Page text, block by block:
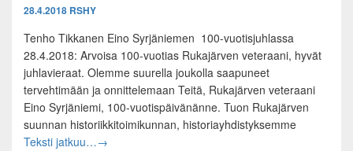
28.4.2018 RSHY
Tenho Tikkanen Eino Syrjäniemen 100-vuotisjuhlassa
28.4.2018: Arvoisa 100-vuotias Rukajärven veteraani, hyvät
juhlavieraat. Olemme suurella joukolla saapuneet
tervehtimään ja onnittelemaan Teitä, Rukajärven veteraani
Eino Syrjäniemi, 100-vuotispäivänänne. Tuon Rukajärven
suunnan historiikkitoimikunnan, historiayhdistyksemme
Teksti jatkuu…Rukajärviyhteisö onnitteli 100-vuotiasta Eino
→